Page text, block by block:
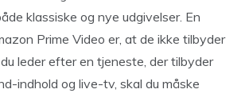
klassiske og nye udgivelser. En
Prime Video er, at de ikke tilbyder
leder efter en tjeneste, der tilbyder
indhold og live-tv, skal du måske